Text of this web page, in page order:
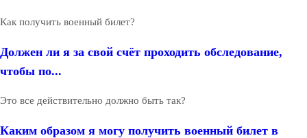
Как получить военный билет?
Должен ли я за свой счёт проходить обследование,
чтобы по...
Это все действительно должно быть так?
Каким образом я могу получить военный билет в